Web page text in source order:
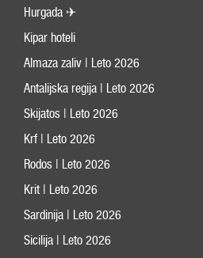
Hurgada ✈
Kipar hoteli
Almaza zaliv | Leto 2026
Antalijska regija | Leto 2026
Skijatos | Leto 2026
Krf | Leto 2026
Rodos | Leto 2026
Krit | Leto 2026
Sardinija | Leto 2026
Sicilija | Leto 2026